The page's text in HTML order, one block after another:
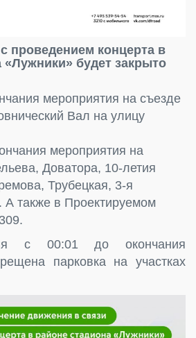
проведением концерта в
«Лужники» будет закрыто
мероприятия на съезде
Вал на улицу
мероприятия на
Доватора, 10-летия
Трубецкая, 3-я
А также в Проектируемом
с 00:01 до окончания
парковка на участках